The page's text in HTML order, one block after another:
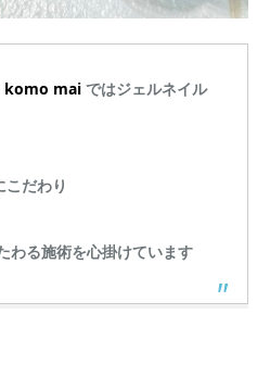
komo mai ではジェルネイル
だわり
わる施術を心掛けています